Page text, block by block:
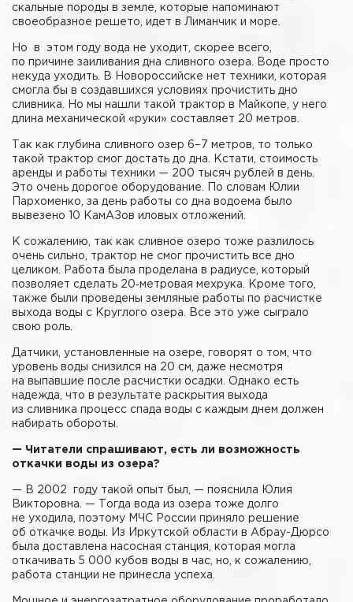
скальные породы в земле, которые напоминают
своеобразное решето, идет в Лиманчик и море.
Но в этом году вода не уходит, скорее всего,
по причине заиливания дна сливного озера. Воде просто
некуда уходить. В Новороссийске нет техники, которая
смогла бы в создавшихся условиях прочистить дно
сливника. Но мы нашли такой трактор в Майкопе, у него
длина механической «руки» составляет 20 метров.
Так как глубина сливного озер 6–7 метров, то только
такой трактор смог достать до дна. Кстати, стоимость
аренды и работы техники — 200 тысяч рублей в день.
Это очень дорогое оборудование. По словам Юлии
Пархоменко, за день работы со дна водоема было
вывезено 10 КамАЗов иловых отложений.
К сожалению, так как сливное озеро тоже разлилось
очень сильно, трактор не смог прочистить все дно
целиком. Работа была проделана в радиусе, который
позволяет сделать 20‑метровая мехрука. Кроме того,
также были проведены земляные работы по расчистке
выхода воды с Круглого озера. Все это уже сыграло
свою роль.
Датчики, установленные на озере, говорят о том, что
уровень воды снизился на 20 см, даже несмотря
на выпавшие после расчистки осадки. Однако есть
надежда, что в результате раскрытия выхода
из сливника процесс спада воды с каждым днем должен
набирать обороты.
— Читатели спрашивают, есть ли возможность
откачки воды из озера?
— В 2002 году такой опыт был, — пояснила Юлия
Викторовна. — Тогда вода из озера тоже долго
не уходила, поэтому МЧС России приняло решение
об откачке воды. Из Иркутской области в Абрау-Дюрсо
была доставлена насосная станция, которая могла
откачивать 5 000 кубов воды в час, но, к сожалению,
работа станции не принесла успеха.